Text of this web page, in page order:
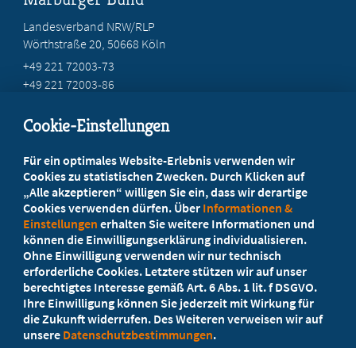
Landesverband NRW/RLP
Wörthstraße 20, 50668 Köln
+49 221 72003-73
+49 221 72003-86
Ihr Landesverband berät Sie!
Ansprechpartner
Werden Sie jetzt Mitglied
5 Vorteile einer MB-Mitgliedschaft
Cookie-Einstellungen
Für ein optimales Website-Erlebnis verwenden wir
Cookies zu statistischen Zwecken. Durch Klicken auf
„Alle akzeptieren“ willigen Sie ein, dass wir derartige
Cookies verwenden dürfen. Über Informationen &
Einstellungen erhalten Sie weitere Informationen und
können die Einwilligungserklärung individualisieren.
Ohne Einwilligung verwenden wir nur technisch
erforderliche Cookies. Letztere stützen wir auf unser
berechtigtes Interesse gemäß Art. 6 Abs. 1 lit. f DSGVO.
Ihre Einwilligung können Sie jederzeit mit Wirkung für
die Zukunft widerrufen. Des Weiteren verweisen wir auf
unsere Datenschutzbestimmungen.